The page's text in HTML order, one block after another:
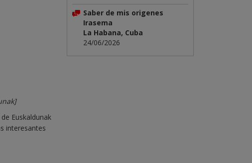
Euskaldunak
interesantes
Saber de mis origenes
Irasema
La Habana, Cuba
24/06/2026